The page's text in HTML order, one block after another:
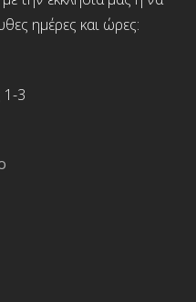
ημέρες και ώρες:
1-3